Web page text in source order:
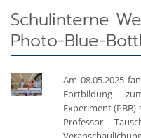
Schulinterne
Photo-Blue-
Am 08.05.2025
Fortbildung
Experiment
Professor